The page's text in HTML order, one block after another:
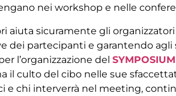
nei workshop e nelle
aiuta sicuramente gli
dei partecipanti e garantendo
l’organizzazione del
il culto del cibo nelle sue
e chi interverrà nel meeting,